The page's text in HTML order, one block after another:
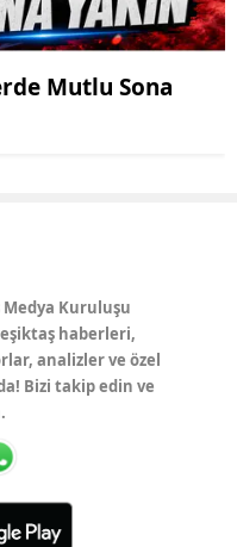
Mutlu Sona
Medya Kuruluşu
haberleri,
analizler ve özel
Bizi takip edin ve